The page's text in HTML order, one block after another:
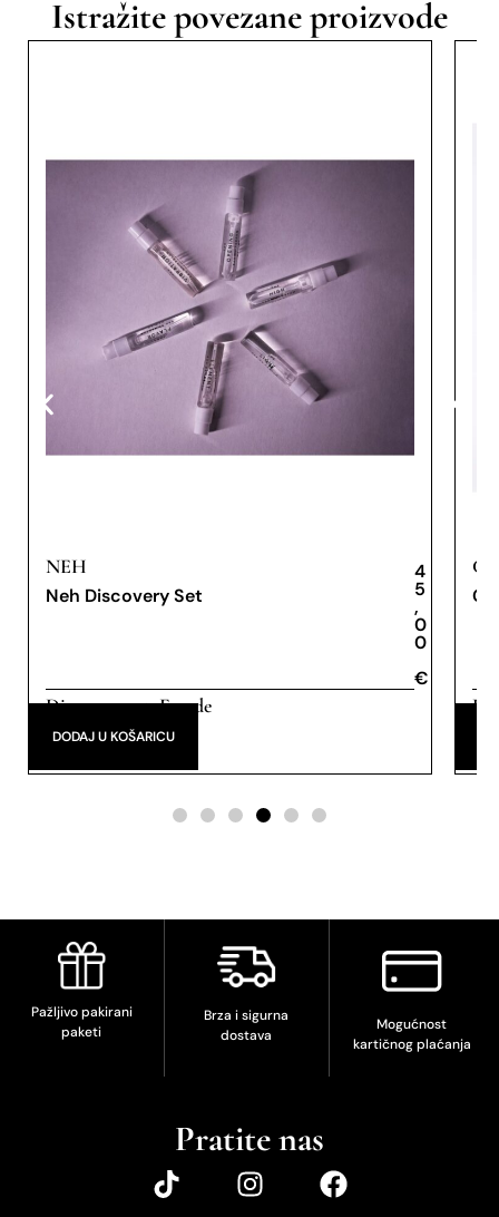
Istražite povezane proizvode
NEH
Neh Discovery Set
4
5
,
0
0
€
Discovery set,Eau de
Parfum
DODAJ U KOŠARICU
Pažljivo pakirani
paketi
Brza i sigurna
dostava
Mogućnost
kartičnog plaćanja
Pratite nas